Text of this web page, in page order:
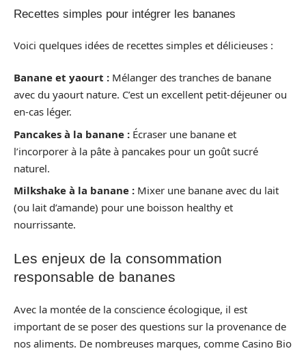
Recettes simples pour intégrer les bananes
Voici quelques idées de recettes simples et délicieuses :
Banane et yaourt : Mélanger des tranches de banane
avec du yaourt nature. C’est un excellent petit-déjeuner ou
en-cas léger.
Pancakes à la banane : Écraser une banane et
l’incorporer à la pâte à pancakes pour un goût sucré
naturel.
Milkshake à la banane : Mixer une banane avec du lait
(ou lait d’amande) pour une boisson healthy et
nourrissante.
Les enjeux de la consommation
responsable de bananes
Avec la montée de la conscience écologique, il est
important de se poser des questions sur la provenance de
nos aliments. De nombreuses marques, comme Casino Bio